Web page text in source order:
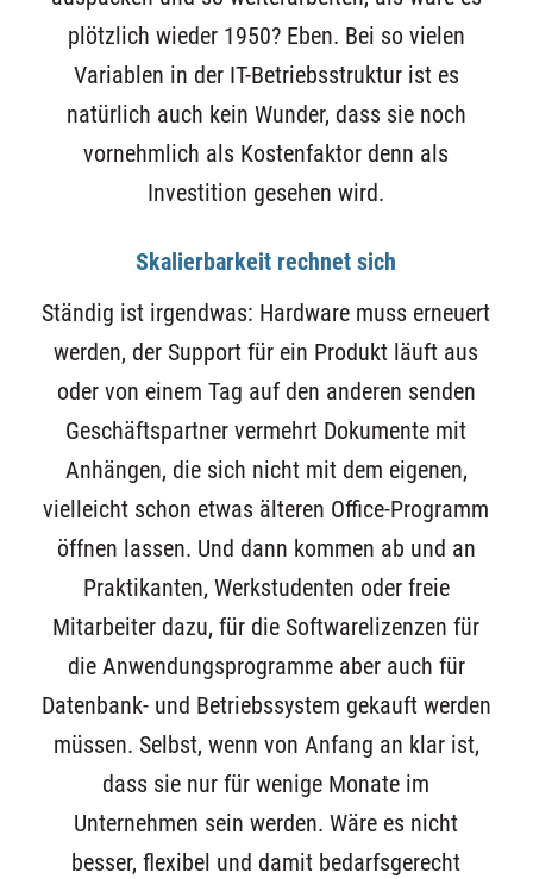
plötzlich wieder 1950? Eben. Bei so vielen
Variablen in der IT-Betriebsstruktur ist es
natürlich auch kein Wunder, dass sie noch
vornehmlich als Kostenfaktor denn als
Investition gesehen wird.
Skalierbarkeit rechnet sich
Ständig ist irgendwas: Hardware muss erneuert
werden, der Support für ein Produkt läuft aus
oder von einem Tag auf den anderen senden
Geschäftspartner vermehrt Dokumente mit
Anhängen, die sich nicht mit dem eigenen,
vielleicht schon etwas älteren Office-Programm
öffnen lassen. Und dann kommen ab und an
Praktikanten, Werkstudenten oder freie
Mitarbeiter dazu, für die Softwarelizenzen für
die Anwendungsprogramme aber auch für
Datenbank- und Betriebssystem gekauft werden
müssen. Selbst, wenn von Anfang an klar ist,
dass sie nur für wenige Monate im
Unternehmen sein werden. Wäre es nicht
besser, flexibel und damit bedarfsgerecht